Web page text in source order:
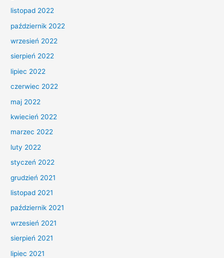
listopad 2022
październik 2022
wrzesień 2022
sierpień 2022
lipiec 2022
czerwiec 2022
maj 2022
kwiecień 2022
marzec 2022
luty 2022
styczeń 2022
grudzień 2021
listopad 2021
październik 2021
wrzesień 2021
sierpień 2021
lipiec 2021